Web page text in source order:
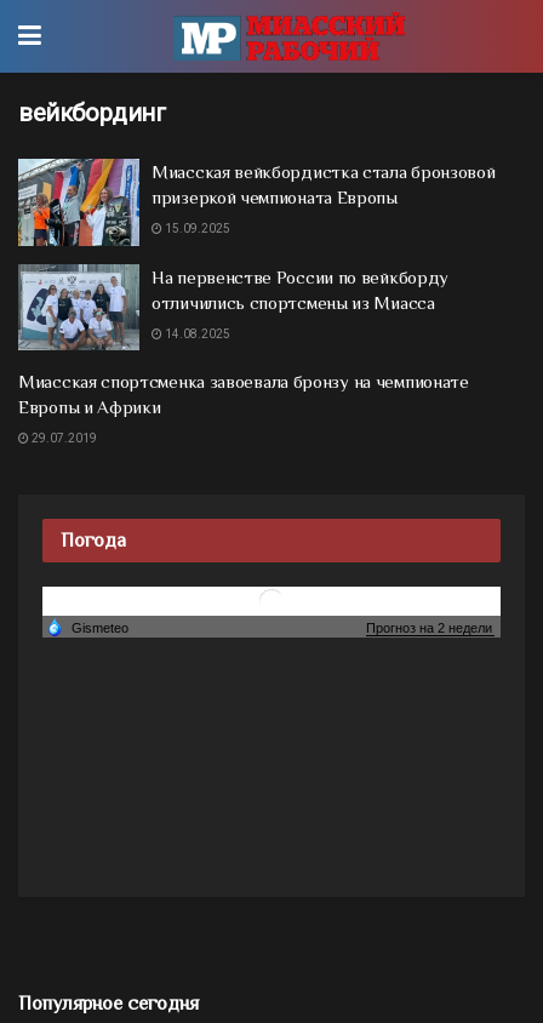
вейкбординг
Миасская вейкбордистка стала бронзовой
призеркой чемпионата Европы
15.09.2025
На первенстве России по вейкборду
отличились спортсмены из Миасса
14.08.2025
Миасская спортсменка завоевала бронзу на чемпионате
Европы и Африки
29.07.2019
Погода
Популярное сегодня